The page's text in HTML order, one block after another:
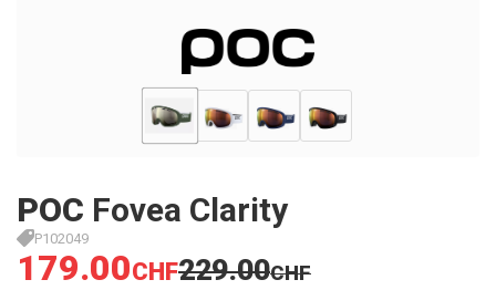
POC Fovea Clarity
P102049
179.00CHF229.00CHF